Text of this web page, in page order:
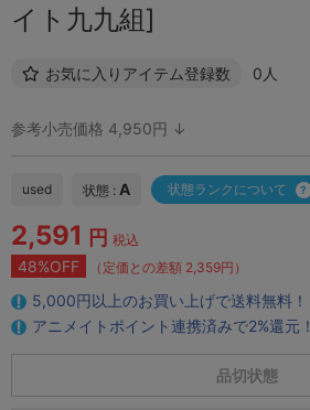
イト九九組]
お気に入りアイテム登録数 0人
参考小売価格 4,950円 ↓
used 状態 : A 状態ランクについて
2,591 円 税込
48%OFF （定価との差額 2,359円）
5,000円以上のお買い上げで送料無料！
アニメイトポイント連携済みで2%還元！
品切状態